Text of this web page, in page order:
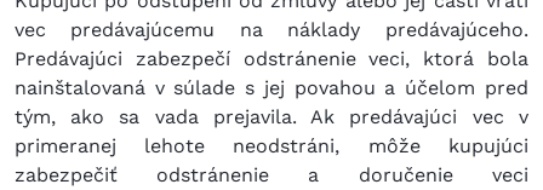
vec predávajúcemu na náklady predávajúceho.
Predávajúci zabezpečí odstránenie veci, ktorá bola
nainštalovaná v súlade s jej povahou a účelom pred
tým, ako sa vada prejavila. Ak predávajúci vec v
primeranej lehote neodstráni, môže kupujúci
zabezpečiť odstránenie a doručenie veci